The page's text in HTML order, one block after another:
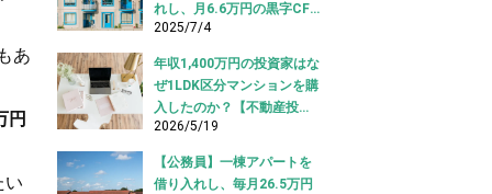
あ
円
い
れし、月6.6万円の黒字CF
を実現【不動産投資ロー
ン】
2025/7/4
年収1,400万円の投資家はな
ぜ1LDK区分マンションを購
入したのか？【不動産投資
購入事例】
2026/5/19
【公務員】一棟アパートを
借り入れし、毎月26.5万円